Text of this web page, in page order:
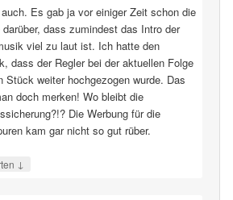
Es gab ja vor einiger Zeit schon die
darüber, dass zumindest das Intro der
viel zu laut ist. Ich hatte den
dass der Regler bei der aktuellen Folge
Stück weiter hochgezogen wurde. Das
doch merken! Wo bleibt die
Die Werbung für die
kam gar nicht so gut rüber.
↓